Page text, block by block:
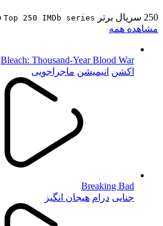
250 سریال برتر IMDb Top 250 IMDb series
مشاهده همه
Bleach: Thousand-Year Blood War
اکشن انیمیشن ماجراجویی
Breaking Bad
جنایی درام هیجان انگیز